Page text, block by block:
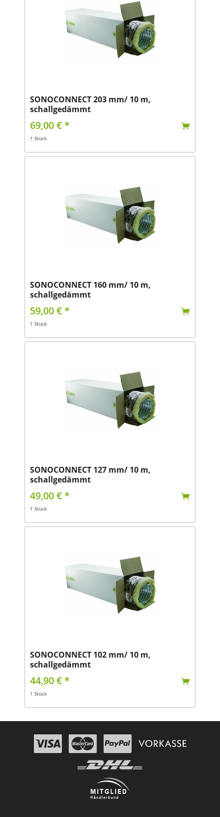
SONOCONNECT 203 mm/ 10 m,
schallgedämmt
69,00 € *
1 Stück
SONOCONNECT 160 mm/ 10 m,
schallgedämmt
59,00 € *
1 Stück
SONOCONNECT 127 mm/ 10 m,
schallgedämmt
49,00 € *
1 Stück
SONOCONNECT 102 mm/ 10 m,
schallgedämmt
44,90 € *
1 Stück